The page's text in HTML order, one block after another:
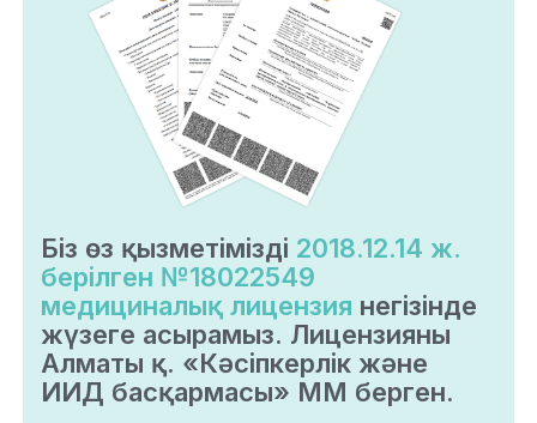
Біз өз қызметімізді 2018.12.14 ж.
берілген №18022549
медициналық лицензия негізінде
жүзеге асырамыз. Лицензияны
Алматы қ. «Кәсіпкерлік және
ИИД басқармасы» ММ берген.